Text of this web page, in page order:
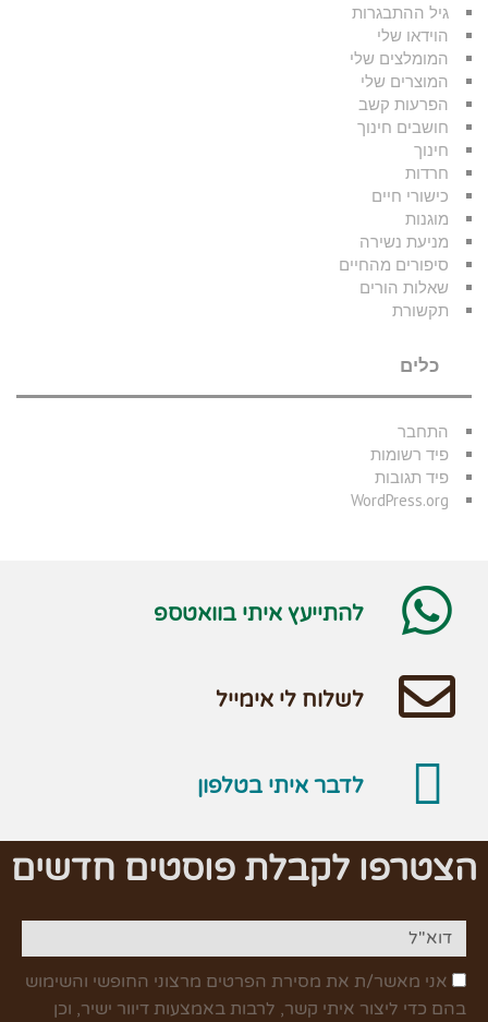
גיל ההתבגרות
הוידאו שלי
המומלצים שלי
המוצרים שלי
הפרעות קשב
חושבים חינוך
חינוך
חרדות
כישורי חיים
מוגנות
מניעת נשירה
סיפורים מהחיים
שאלות הורים
תקשורת
כלים
התחבר
פיד רשומות
פיד תגובות
WordPress.org
להתייעץ איתי בוואטספ
לשלוח לי אימייל
לדבר איתי בטלפון
הצטרפו לקבלת פוסטים חדשים
אני מאשר/ת את מסירת הפרטים מרצוני החופשי והשימוש
בהם כדי ליצור איתי קשר, לרבות באמצעות דיוור ישיר, וכן